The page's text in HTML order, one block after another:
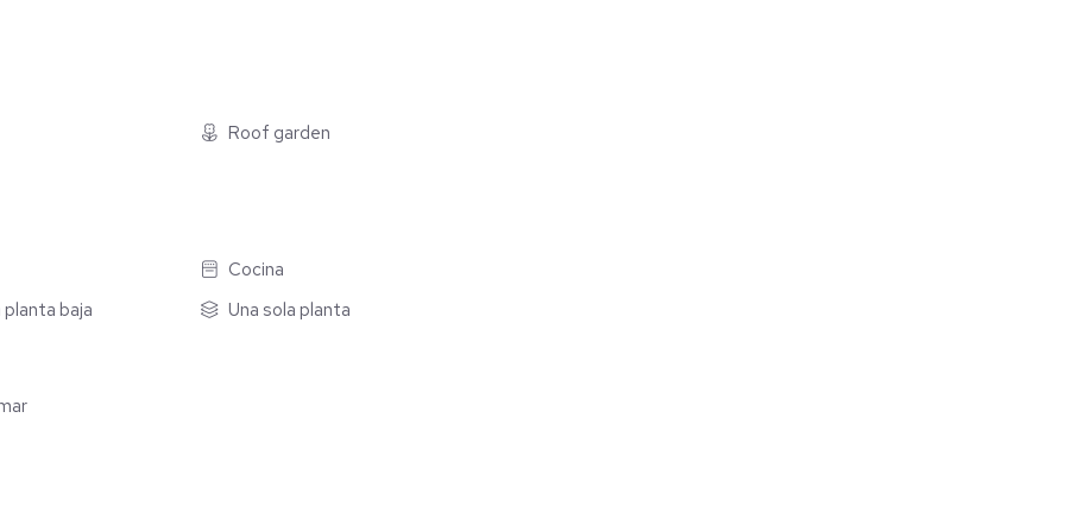
azotea, espacio que puede aprovecharse como terraza
desee realizar.
esta propiedad puede destinarse a casa habitación,
normatividad y uso de suelo aplicable.
Roof garden
Cocina
baja Una sola planta